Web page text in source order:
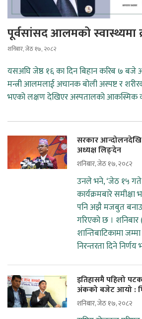
पूर्वसांसद आलमको स्वास्थ्यमा
शनिबार, जेठ १७, २०८२
यसअघि जेष्ठ १६ का दिन बिहान करिब ७ बजे
मन्त्री आलमलाई अचानक बोली अस्पष्ट र
भएको लक्षण देखिएर अस्पतालको आकस्मिक
सरकार आन्दोलनदेखि
अध्यक्ष लिङ्देन
शनिबार, जेठ १७, २०८२
उनले भने, ‘जेठ १५
कार्यक्रमबारे समीक्षा
पनि अझै मजबुत
गरिएको छ ।
शान्तिबाटिकामा
निरन्तरता दिने निर्णय
इतिहासमै पहिलो
अंकको बजेट आयो :
शनिबार, जेठ १७, २०८२